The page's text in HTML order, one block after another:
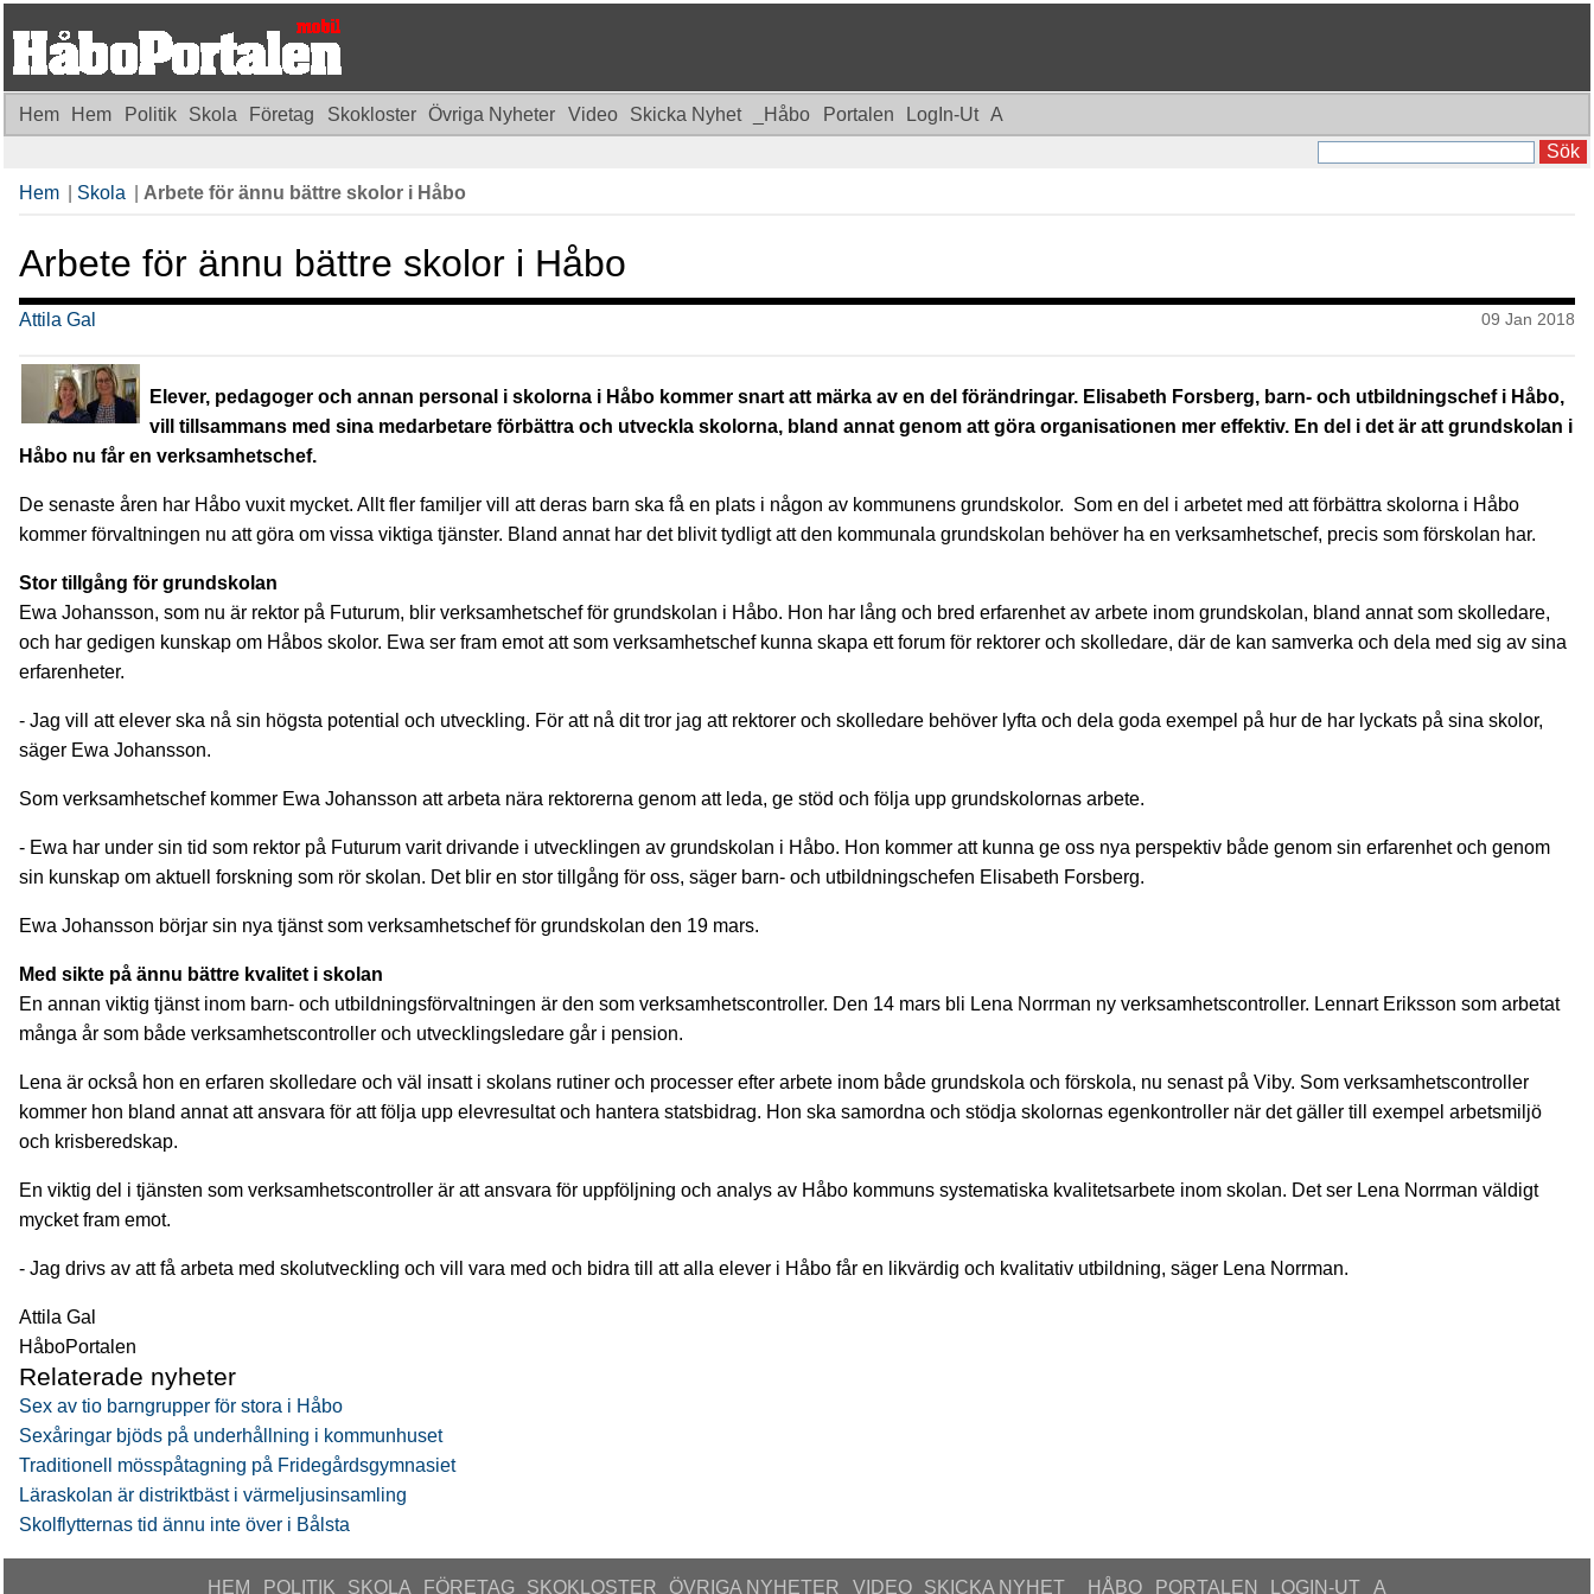
Hem Hem Politik Skola Företag Skokloster Övriga Nyheter Video Skicka Nyhet _Håbo Portalen LogIn-Ut A
Sök
Hem Skola Arbete för ännu bättre skolor i Håbo
Arbete för ännu bättre skolor i Håbo
09 Jan 2018
Attila Gal
Elever, pedagoger och annan personal i skolorna i Håbo kommer snart att märka av en del förändringar. Elisabeth Forsberg, barn- och utbildningschef i Håbo,
vill tillsammans med sina medarbetare förbättra och utveckla skolorna, bland annat genom att göra organisationen mer effektiv. En del i det är att grundskolan i
Håbo nu får en verksamhetschef.
De senaste åren har Håbo vuxit mycket. Allt fler familjer vill att deras barn ska få en plats i någon av kommunens grundskolor. Som en del i arbetet med att förbättra skolorna i Håbo
kommer förvaltningen nu att göra om vissa viktiga tjänster. Bland annat har det blivit tydligt att den kommunala grundskolan behöver ha en verksamhetschef, precis som förskolan har.
Stor tillgång för grundskolan
Ewa Johansson, som nu är rektor på Futurum, blir verksamhetschef för grundskolan i Håbo. Hon har lång och bred erfarenhet av arbete inom grundskolan, bland annat som skolledare,
och har gedigen kunskap om Håbos skolor. Ewa ser fram emot att som verksamhetschef kunna skapa ett forum för rektorer och skolledare, där de kan samverka och dela med sig av sina
erfarenheter.
- Jag vill att elever ska nå sin högsta potential och utveckling. För att nå dit tror jag att rektorer och skolledare behöver lyfta och dela goda exempel på hur de har lyckats på sina skolor,
säger Ewa Johansson.
Som verksamhetschef kommer Ewa Johansson att arbeta nära rektorerna genom att leda, ge stöd och följa upp grundskolornas arbete.
- Ewa har under sin tid som rektor på Futurum varit drivande i utvecklingen av grundskolan i Håbo. Hon kommer att kunna ge oss nya perspektiv både genom sin erfarenhet och genom
sin kunskap om aktuell forskning som rör skolan. Det blir en stor tillgång för oss, säger barn- och utbildningschefen Elisabeth Forsberg.
Ewa Johansson börjar sin nya tjänst som verksamhetschef för grundskolan den 19 mars.
Med sikte på ännu bättre kvalitet i skolan
En annan viktig tjänst inom barn- och utbildningsförvaltningen är den som verksamhetscontroller. Den 14 mars bli Lena Norrman ny verksamhetscontroller. Lennart Eriksson som arbetat
många år som både verksamhetscontroller och utvecklingsledare går i pension.
Lena är också hon en erfaren skolledare och väl insatt i skolans rutiner och processer efter arbete inom både grundskola och förskola, nu senast på Viby. Som verksamhetscontroller
kommer hon bland annat att ansvara för att följa upp elevresultat och hantera statsbidrag. Hon ska samordna och stödja skolornas egenkontroller när det gäller till exempel arbetsmiljö
och krisberedskap.
En viktig del i tjänsten som verksamhetscontroller är att ansvara för uppföljning och analys av Håbo kommuns systematiska kvalitetsarbete inom skolan. Det ser Lena Norrman väldigt
mycket fram emot.
- Jag drivs av att få arbeta med skolutveckling och vill vara med och bidra till att alla elever i Håbo får en likvärdig och kvalitativ utbildning, säger Lena Norrman.
Attila Gal
HåboPortalen
Relaterade nyheter
Sex av tio barngrupper för stora i Håbo
Sexåringar bjöds på underhållning i kommunhuset
Traditionell mösspåtagning på Fridegårdsgymnasiet
Läraskolan är distriktbäst i värmeljusinsamling
Skolflytternas tid ännu inte över i Bålsta
HEM POLITIK SKOLA FÖRETAG SKOKLOSTER ÖVRIGA NYHETER VIDEO SKICKA NYHET _HÅBO PORTALEN LOGIN-UT A